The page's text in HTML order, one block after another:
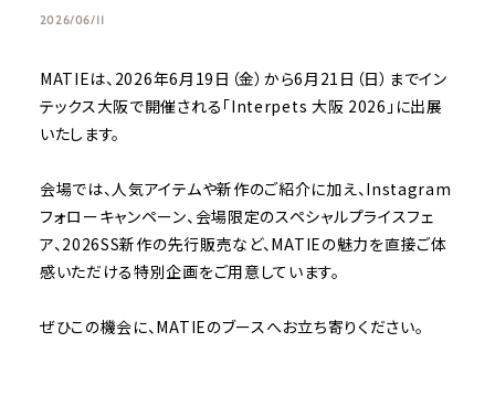
2026/06/11
MATIEは、2026年6月19日（金）から6月21日（日）までイン
テックス大阪で開催される「Interpets 大阪 2026」に出展
いたします。
会場では、人気アイテムや新作のご紹介に加え、Instagram
フォローキャンペーン、会場限定のスペシャルプライスフェ
ア、2026SS新作の先行販売など、MATIEの魅力を直接ご体
感いただける特別企画をご用意しています。
ぜひこの機会に、MATIEのブースへお立ち寄りください。